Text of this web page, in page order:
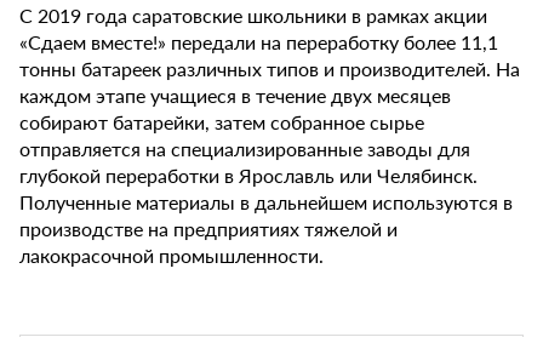
С 2019 года саратовские школьники в рамках акции
«Сдаем вместе!» передали на переработку более 11,1
тонны батареек различных типов и производителей. На
каждом этапе учащиеся в течение двух месяцев
собирают батарейки, затем собранное сырье
отправляется на специализированные заводы для
глубокой переработки в Ярославль или Челябинск.
Полученные материалы в дальнейшем используются в
производстве на предприятиях тяжелой и
лакокрасочной промышленности.